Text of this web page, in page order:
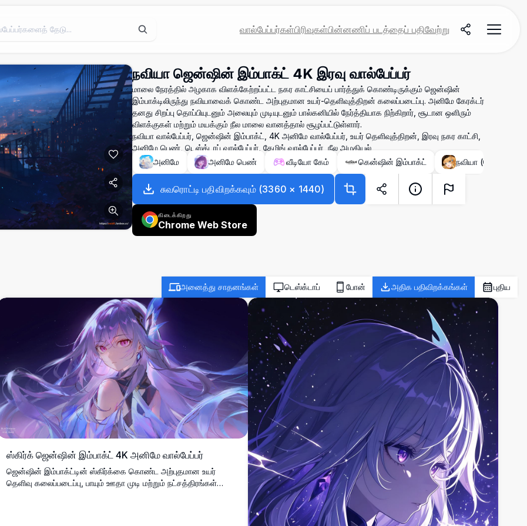
வால்பேப்பர்கள்பிரிவுகள்பின்னணிப் படத்தைப் பதிவேற்று
நவியா ஜென்ஷின் இம்பாக்ட் 4K இரவு வால்பேப்பர்
மாலை நேரத்தில் அழகாக விளக்கேற்றப்பட்ட நகர காட்சியைப் பார்த்துக் கொண்டிருக்கும் ஜென்ஷின்
இம்பாக்டிலிருந்து நவியாவைக் கொண்ட அற்புதமான உயர்-தெளிவுத்திறன் கலைப்படைப்பு. அனிமே கேரக்டர்
தனது சிறப்பு தொப்பியுடனும் அலையும் முடியுடனும் பால்கனியில் நேர்த்தியாக நிற்கிறார், சூடான ஒளிரும்
விளக்குகள் மற்றும் மயக்கும் நீல மாலை வானத்தால் சூழப்பட்டுள்ளார்.
நவியா வால்பேப்பர், ஜென்ஷின் இம்பாக்ட், 4K அனிமே வால்பேப்பர், உயர் தெளிவுத்திறன், இரவு நகர காட்சி,
அனிமே பெண், டெஸ்க்டாப் வால்பேப்பர், கேமிங் வால்பேப்பர், நீல அழகியல்
அனிமே
அனிமே பெண் வீடியோ கேம் கென்ஷின் இம்பாக்ட் நவியா (கென்ஷின்
சுவரொட்டி பதிவிறக்கவும்(3360 × 1440)
கிடைக்கிறது
Chrome Web Store
அனைத்து சாதனங்கள் டெஸ்க்டாப் போன் அதிக பதிவிறக்கங்கள் புதிய
ஸ்கிர்க் ஜென்ஷின் இம்பாக்ட் 4K அனிமே வால்பேப்பர்
ஜென்ஷின் இம்பாக்ட்டின் ஸ்கிர்க்கை கொண்ட அற்புதமான உயர்
தெளிவு கலைப்படைப்பு, பாயும் ஊதா முடி மற்றும் நட்சத்திரங்கள்